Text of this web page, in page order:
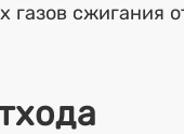
газов сжигания